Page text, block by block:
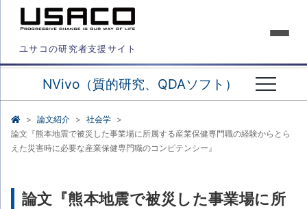
ユサコの研究者支援サイト
NVivo（質的研究、QDAソフト）
論文紹介
社会学
論文『熊本地震で被災した事業場に所属する産業保健専門職の経験からとら
えた災害時に必要な産業保健専門職のコンピテンシー』
論文『熊本地震で被災した事業場に所